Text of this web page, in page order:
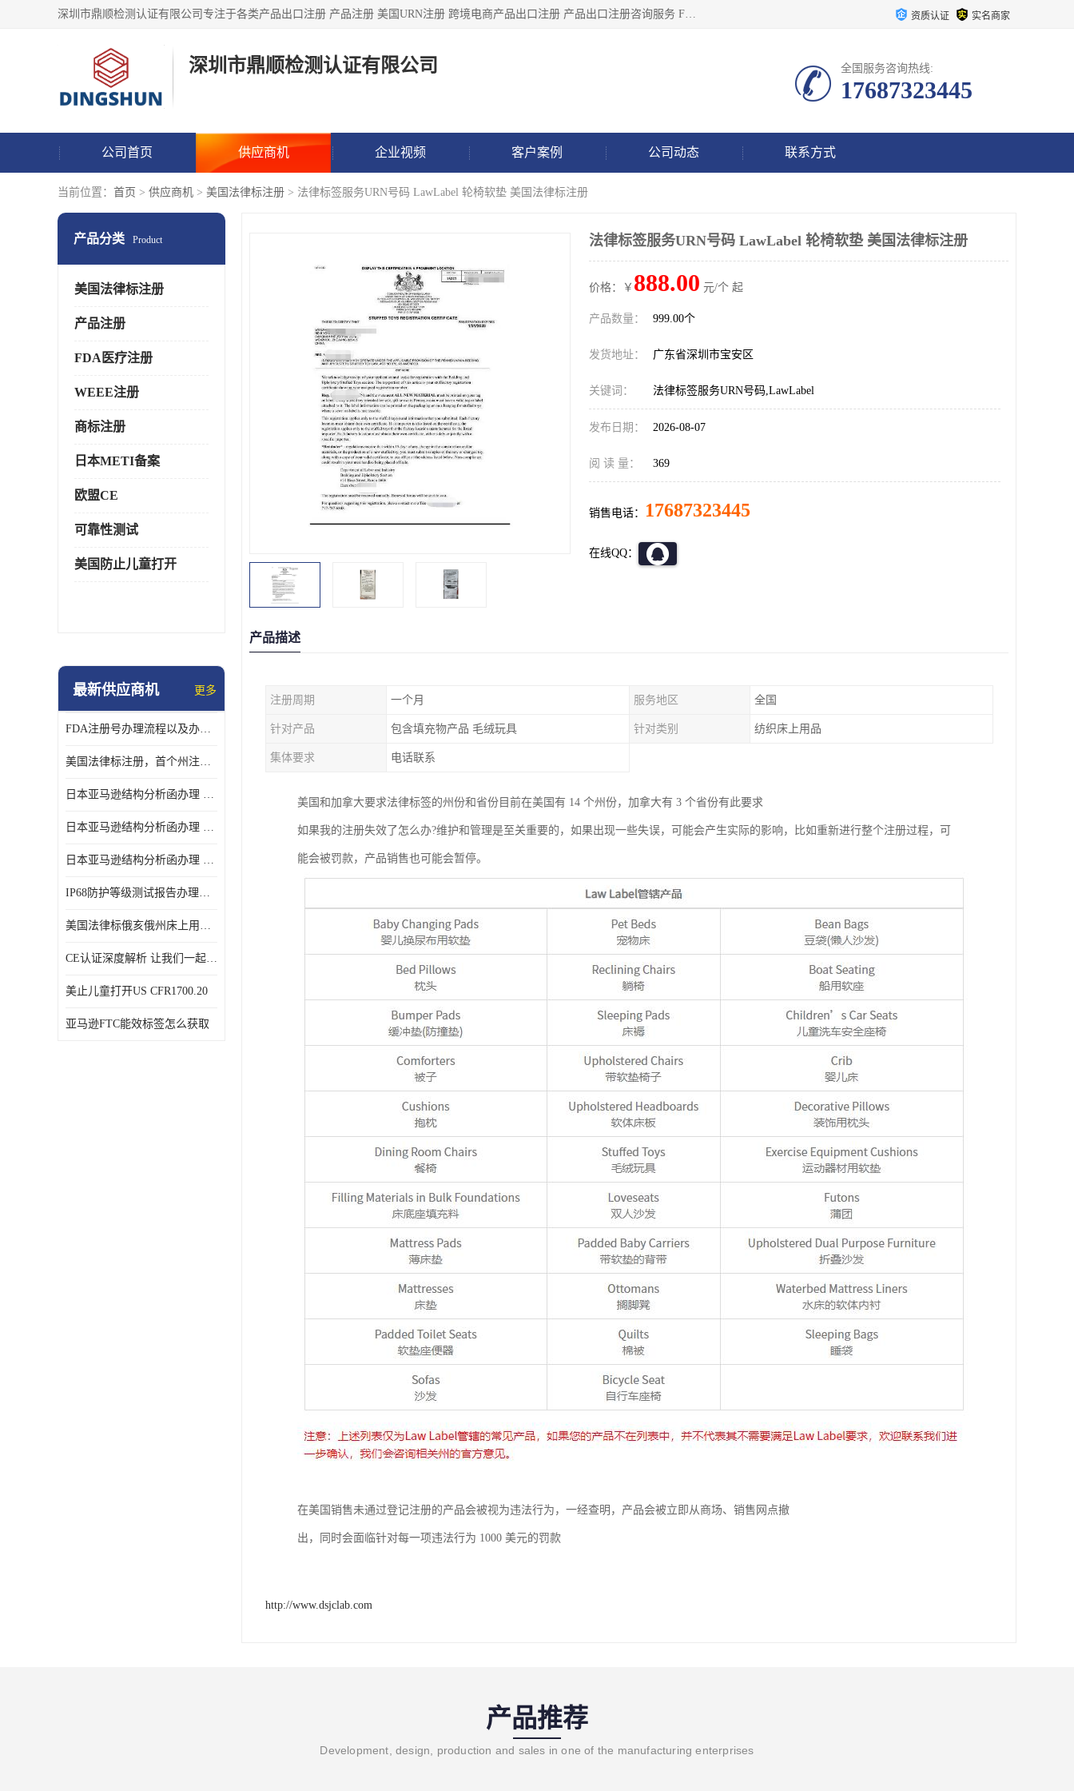
深圳市鼎顺检测认证有限公司专注于各类产品出口注册 产品注册 美国URN注册 跨境电商产品出口注册 产品出口注册咨询服务 FDA食品注册等我们是一家商务服务公司，为客户提供商标注册，本公司实力雄厚，能满足客户多种需求。 资质认证 实名商家
深圳市鼎顺检测认证有限公司 全国服务咨询热线:
17687323445
公司首页 供应商机 企业视频 客户案例 公司动态 联系方式
当前位置： 首页 > 供应商机 > 美国法律标注册 > 法律标签服务URN号码 LawLabel 轮椅软垫 美国法律标注册
产品分类 Product
美国法律标注册
产品注册
FDA医疗注册
WEEE注册
商标注册
日本METI备案
欧盟CE
可靠性测试
美国防止儿童打开
最新供应商机 更多
FDA注册号办理流程以及办理周期是多久
美国法律标注册，首个州注册该如何选择
日本亚马逊结构分析函办理 日本亚马逊 电饭煲
日本亚马逊结构分析函办理 日本亚马逊 热水壶等；
日本亚马逊结构分析函办理 日本亚马逊 果汁搅拌机
IP68防护等级测试报告办理标准要求
美国法律标俄亥俄州床上用品许可证讲解！
CE认证深度解析 让我们一起来认识CE认证
美止儿童打开US CFR1700.20
亚马逊FTC能效标签怎么获取
法律标签服务URN号码 LawLabel 轮椅软垫 美国法律标注册
价格：￥ 888.00 元/个 起
产品数量： 999.00个
发货地址： 广东省深圳市宝安区
关键词： 法律标签服务URN号码,LawLabel
发布日期： 2026-08-07
阅 读 量： 369
销售电话： 17687323445
在线QQ：
产品描述
注册周期 一个月 服务地区 全国
针对产品 包含填充物产品 毛绒玩具 针对类别 纺织床上用品
集体要求 电话联系
美国和加拿大要求法律标签的州份和省份目前在美国有 14 个州份，加拿大有 3 个省份有此要求
如果我的注册失效了怎么办?维护和管理是至关重要的，如果出现一些失误，可能会产生实际的影响，比如重新进行整个注册过程，可
能会被罚款，产品销售也可能会暂停。
在美国销售未通过登记注册的产品会被视为违法行为，一经查明，产品会被立即从商场、销售网点撤
出，同时会面临针对每一项违法行为 1000 美元的罚款
http://www.dsjclab.com
产品推荐
Development, design, production and sales in one of the manufacturing enterprises